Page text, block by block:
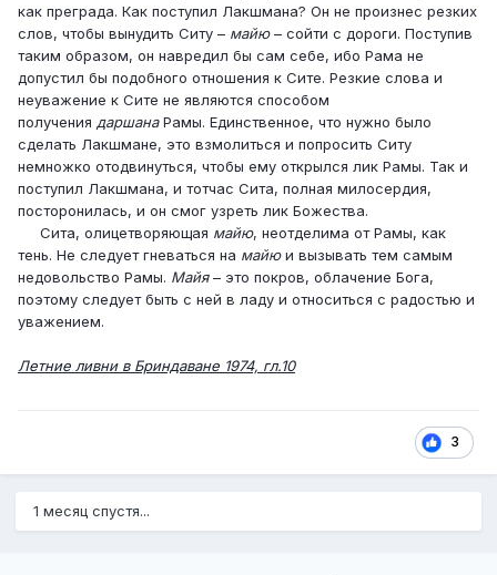
как преграда. Как поступил Лакшмана? Он не произнес резких
слов, чтобы вынудить Ситу – майю– сойти с дороги. Поступив
таким образом, он навредил бы сам себе, ибо Рама не
допустил бы подобного отношения к Сите. Резкие слова и
неуважение к Сите не являются способом
получения даршанаРамы. Единственное, что нужно было
сделать Лакшмане, это взмолиться и попросить Ситу
немножко отодвинуться, чтобы ему открылся лик Рамы. Так и
поступил Лакшмана, и тотчас Сита, полная милосердия,
посторонилась, и он смог узреть лик Божества.
Сита, олицетворяющая майю, неотделима от Рамы, как
тень. Не следует гневаться на майюи вызывать тем самым
недовольство Рамы. Майя– это покров, облачение Бога,
поэтому следует быть с ней в ладу и относиться с радостью и
уважением.
Летние ливни в Бриндаване 1974, гл.10
3
1 месяц спустя...